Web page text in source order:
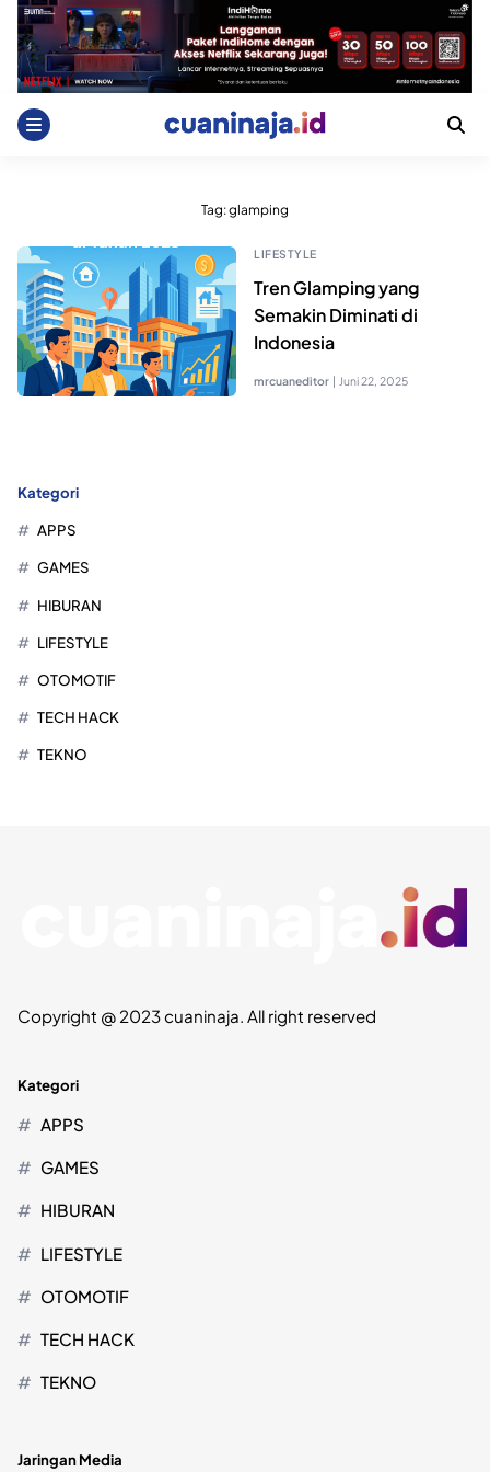
Skip
content
Tag:glamping
LIFESTYLE
Tren Glamping yang
Semakin Diminati di
Indonesia
mrcuaneditor | Juni 22, 2025
Kategori
APPS
GAMES
HIBURAN
LIFESTYLE
OTOMOTIF
TECH HACK
TEKNO
Copyright @ 2023 cuaninaja. All right reserved
Kategori
APPS
GAMES
HIBURAN
LIFESTYLE
OTOMOTIF
TECH HACK
TEKNO
Jaringan Media